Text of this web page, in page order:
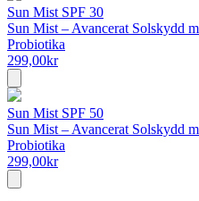
Sun Mist SPF 30
Sun Mist – Avancerat Solskydd
Probiotika
299,00kr
Sun Mist SPF 50
Sun Mist – Avancerat Solskydd
Probiotika
299,00kr